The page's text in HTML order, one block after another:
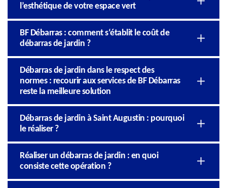
l’esthétique de votre espace vert
BF Débarras : comment s‘établit le coût de
débarras de jardin ?
Débarras de jardin dans le respect des
normes : recourir aux services de BF Débarras
reste la meilleure solution
Débarras de jardin à Saint Augustin : pourquoi
le réaliser ?
Réaliser un débarras de jardin : en quoi
consiste cette opération ?